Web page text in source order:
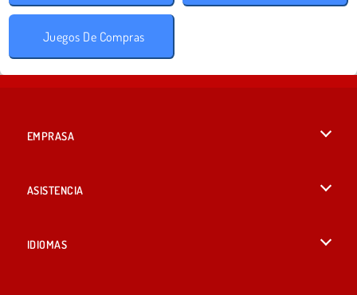
Juegos De Compras
EMPRASA
ASISTENCIA
IDIOMAS